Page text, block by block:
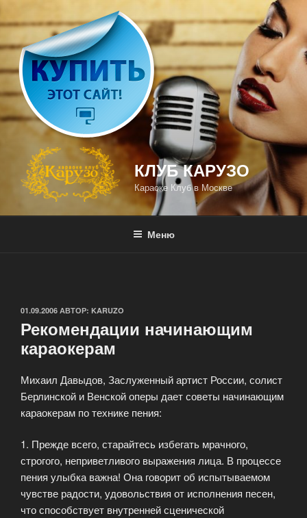
к
содержимому
КЛУБ КАРУЗО
Караоке Клуб в Москве
Меню
ОПУБЛИКОВАНО
01.09.2006 АВТОР: KARUZO
Рекомендации начинающим
караокерам
Михаил Давыдов, Заслуженный артист России, солист
Берлинской и Венской оперы дает советы начинающим
караокерам по технике пения:
1. Прежде всего, старайтесь избегать мрачного,
строгого, неприветливого выражения лица. В процессе
пения улыбка важна! Она говорит об испытываемом
чувстве радости, удовольствия от исполнения песен,
что способствует внутренней сценической